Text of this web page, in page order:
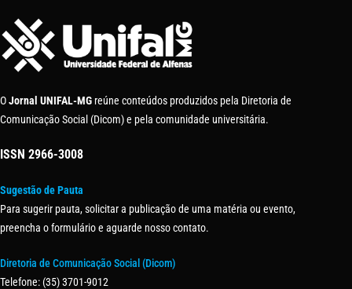
OJornal UNIFAL-MG reúne conteúdos produzidos pela Diretoria de
Comunicação Social (Dicom) e pela comunidade universitária.
ISSN 2966-3008
Sugestão de Pauta
Para sugerir pauta, solicitar a publicação de uma matéria ou evento,
preencha o formulário e aguarde nosso contato.
Diretoria de Comunicação Social (Dicom)
Telefone: (35) 3701-9012